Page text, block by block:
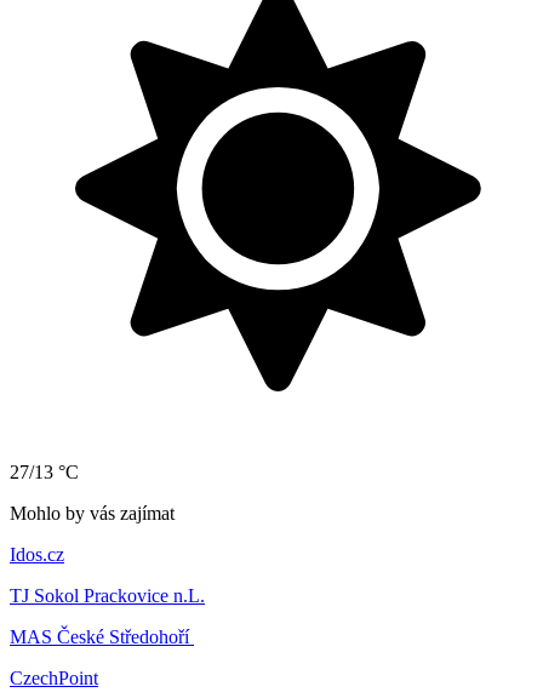
27/13 °C
Mohlo by vás zajímat
Idos.cz
TJ Sokol Prackovice n.L.
MAS České Středohoří
CzechPoint